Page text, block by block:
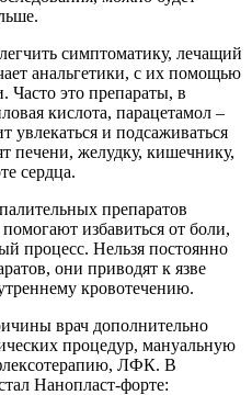
симптоматику, лечащий
анальгетики, с их помощью
это препараты, в
кислота, парацетамол –
и подсаживаться
печени, желудку, кишечнику,
сердца.
препаратов
избавиться от боли,
процесс. Нельзя постоянно
они приводят к язве
кровотечению.
врач дополнительно
процедур, мануальную
ЛФК. В
Нанопласт-форте: